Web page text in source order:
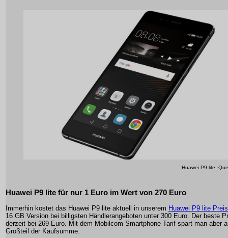
Huawei P9 lite -
Huawei P9 lite für nur 1 Euro im Wert von 270 Euro
Immerhin kostet das Huawei P9 lite aktuell in unserem Huawei P9 lite
16 GB Version bei billigsten Händlerangeboten unter 300 Euro. Der beste
derzeit bei 269 Euro. Mit dem Mobilcom Smartphone Tarif spart man aber
Großteil der Kaufsumme.